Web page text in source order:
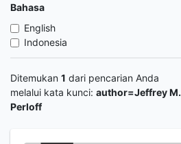
Bahasa
English
Indonesia
Ditemukan 1 dari pencarian Anda
melalui kata kunci: author=Jeffrey M.
Perloff